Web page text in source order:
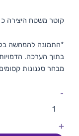
קוטר משטח היצירה כ 20 ס"מ
*התמונה להמחשה
בתוך הערכה.
מבחר סגנונות
-
+